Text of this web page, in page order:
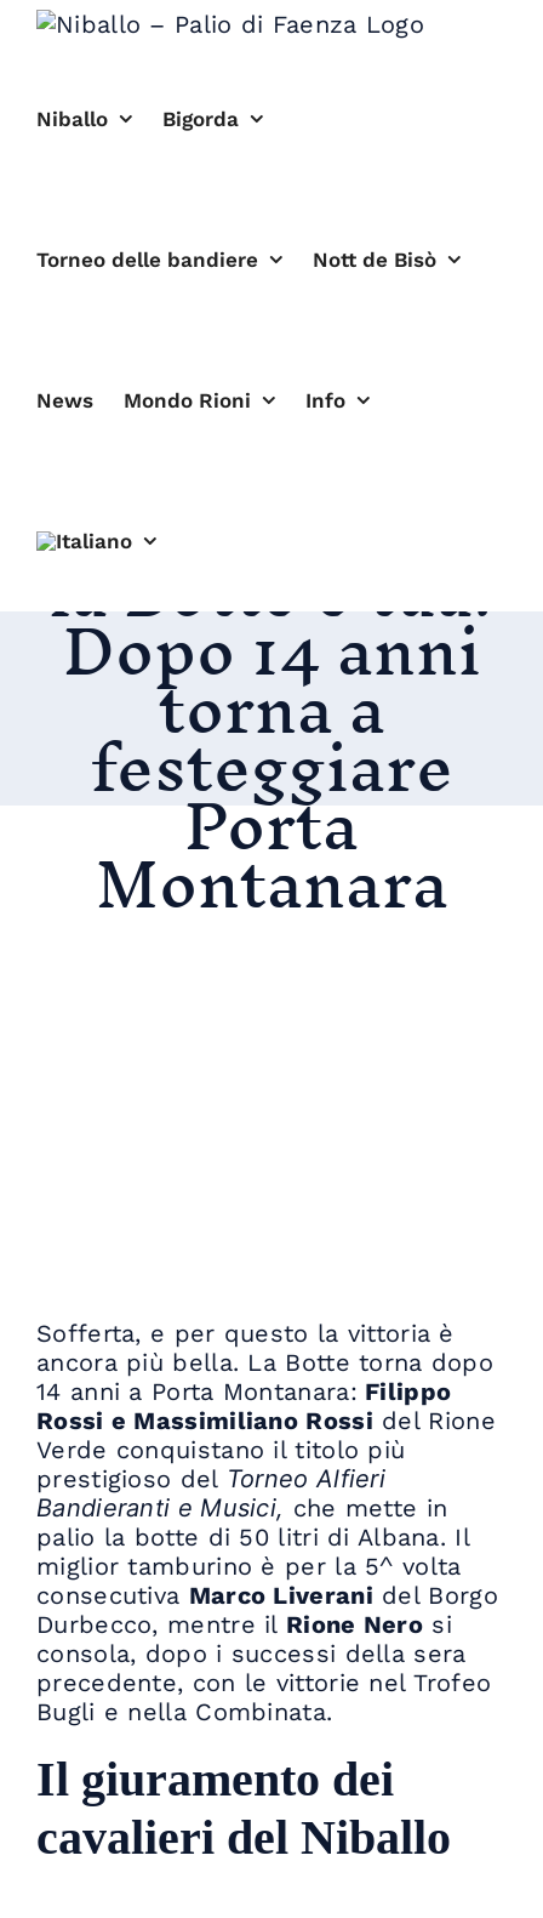
Salta
Niballo Bigorda
Torneo delle bandiere Nott de Bisò
News Mondo Rioni Info
Rione Verde:
la Botte è tua!
Dopo 14 anni
torna a
festeggiare
Porta
Montanara
Sofferta, e per questo la vittoria è
ancora più bella. La Botte torna dopo
14 anni a Porta Montanara: Filippo
Rossi e Massimiliano Rossi del Rione
Verde conquistano il titolo più
prestigioso del Torneo Alfieri
Bandieranti e Musici, che mette in
palio la botte di 50 litri di Albana. Il
miglior tamburino è per la 5^ volta
consecutiva Marco Liverani del Borgo
Durbecco, mentre il Rione Nero si
consola, dopo i successi della sera
precedente, con le vittorie nel Trofeo
Bugli e nella Combinata.
Il giuramento dei
cavalieri del Niballo